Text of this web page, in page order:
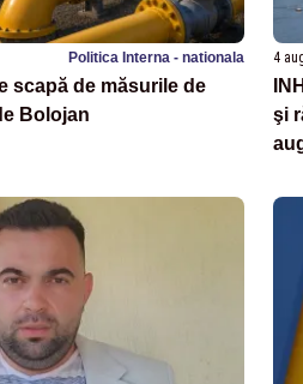
Politica Interna - nationala
scapă de măsurile de
Bolojan
4
şi